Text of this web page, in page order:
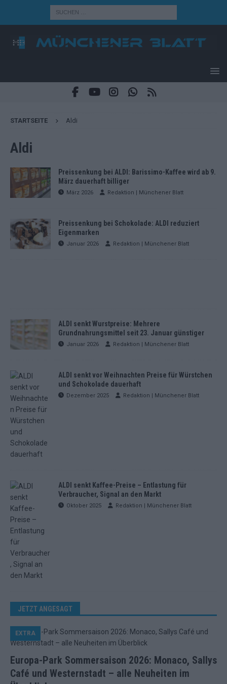
STARTSEITE Aldi
Aldi
Preissenkung bei ALDI: Barissimo-Kaffee wird ab 9.
März dauerhaft billiger
März 2026 Redaktion | Münchener Blatt
Preissenkung bei Schokolade: ALDI reduziert
Eigenmarken
Januar 2026 Redaktion | Münchener Blatt
ALDI senkt Wurstpreise: Mehrere
Grundnahrungsmittel seit 23. Januar günstiger
Januar 2026 Redaktion | Münchener Blatt
ALDI senkt vor Weihnachten Preise für Würstchen
und Schokolade dauerhaft
Dezember 2025 Redaktion | Münchener Blatt
ALDI senkt Kaffee-Preise – Entlastung für
Verbraucher, Signal an den Markt
Oktober 2025 Redaktion | Münchener Blatt
JETZT ANGESAGT
Europa-Park Sommersaison 2026: Monaco, Sallys
Café und Westernstadt – alle Neuheiten im
EXTRA